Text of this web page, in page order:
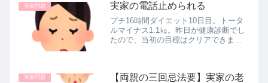
エンシュアリキッドという缶を処方さ
れ...
実家問題 実家の電話止められる
プチ16時間ダイエット10日目。トータ
ルマイナス1.1㎏。昨日が健康診断でし
たので、当初の目標はクリアできまし
いやたぶん無理。でも、目...
実家問題
【両親の三回忌法要】実家の老